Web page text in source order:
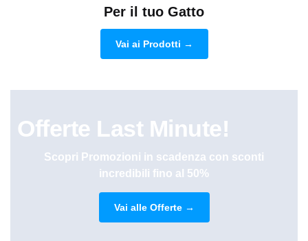
Per il tuo Gatto
Vai ai Prodotti →
Offerte Last Minute!
Scopri Promozioni in scadenza con sconti
incredibili fino al 50%
Vai alle Offerte →